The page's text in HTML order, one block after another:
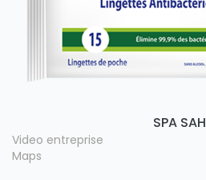
SPA SAH
Video entreprise
Maps